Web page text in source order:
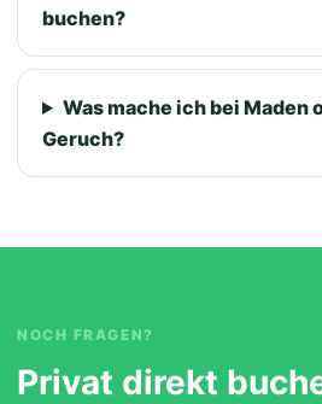
buchen?
Was mache ich bei Maden
Geruch?
NOCH FRAGEN?
Privat direkt